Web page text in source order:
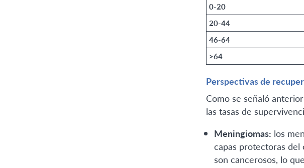
0-20
20-44
46-64
>64
Perspectivas de
Como se señaló
las tasas de
Meningiomas: los
capas protectoras
son cancerosos, lo